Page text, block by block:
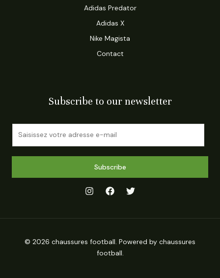
Adidas Predator
Adidas X
Nike Magista
Contact
Subscribe to our newsletter
Subscribe
© 2026 chaussures football. Powered by chaussures
football.